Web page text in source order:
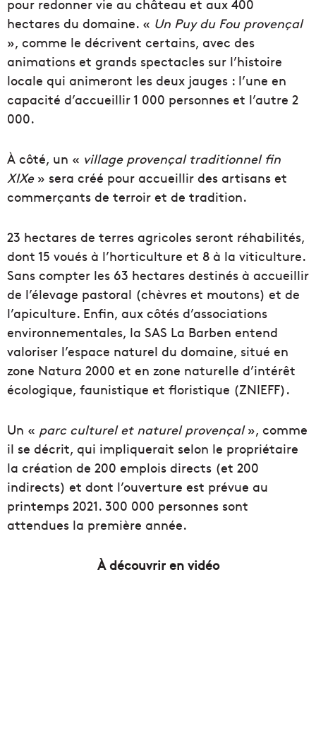
pour redonner vie au château et aux 400
hectares du domaine. « Un Puy du Fou provençal
», comme le décrivent certains, avec des
animations et grands spectacles sur l’histoire
locale qui animeront les deux jauges : l’une en
capacité d’accueillir 1 000 personnes et l’autre 2
000.
À côté, un « village provençal traditionnel fin
XIXe» sera créé pour accueillir des artisans et
commerçants de terroir et de tradition.
23 hectares de terres agricoles seront réhabilités,
dont 15 voués à l’horticulture et 8 à la viticulture.
Sans compter les 63 hectares destinés à accueillir
de l’élevage pastoral (chèvres et moutons) et de
l’apiculture. Enfin, aux côtés d’associations
environnementales, la SAS La Barben entend
valoriser l’espace naturel du domaine, situé en
zone Natura 2000 et en zone naturelle d’intérêt
écologique, faunistique et floristique (ZNIEFF).
Un « parc culturel et naturel provençal», comme
il se décrit, qui impliquerait selon le propriétaire
la création de 200 emplois directs (et 200
indirects) et dont l’ouverture est prévue au
printemps 2021. 300 000 personnes sont
attendues la première année.
À découvrir en vidéo